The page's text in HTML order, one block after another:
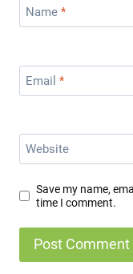
Name *
Email *
Website
Save my name,
time I comment.